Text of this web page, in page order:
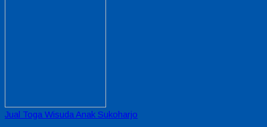
Jual Toga Wisuda Anak Sukoharjo